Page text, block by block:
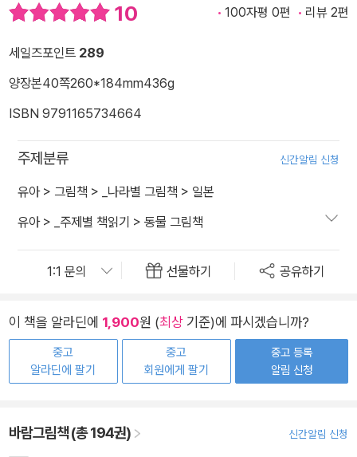
10 100자평 0편 리뷰 2편
세일즈포인트 289
양장본40쪽260*184mm436g
ISBN 9791165734664
주제분류 신간알림 신청
유아> 그림책 > _나라별 그림책 > 일본
유아> _주제별 책읽기 > 동물 그림책
선물하기 공유하기
이 책을 알라딘에 1,900원 (최상 기준)에 파시겠습니까?
중고
알라딘에 팔기
중고
회원에게 팔기
중고 등록
알림 신청
바람그림책 (총 194권) 신간알림 신청